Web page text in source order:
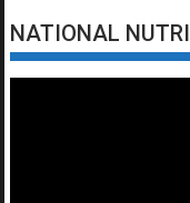
NATIONAL